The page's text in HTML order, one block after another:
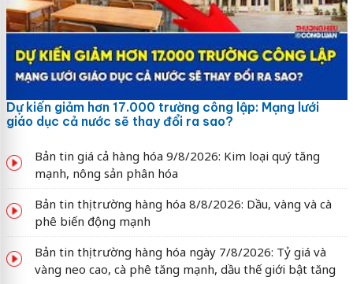
Dự kiến giảm hơn 17.000 trường công lập: Mạng lưới
giáo dục cả nước sẽ thay đổi ra sao?
Bản tin giá cả hàng hóa 9/8/2026: Kim loại quý tăng
mạnh, nông sản phân hóa
Bản tin thị trường hàng hóa 8/8/2026: Dầu, vàng và cà
phê biến động mạnh
Bản tin thị trường hàng hóa ngày 7/8/2026: Tỷ giá và
vàng neo cao, cà phê tăng mạnh, dầu thế giới bật tăng